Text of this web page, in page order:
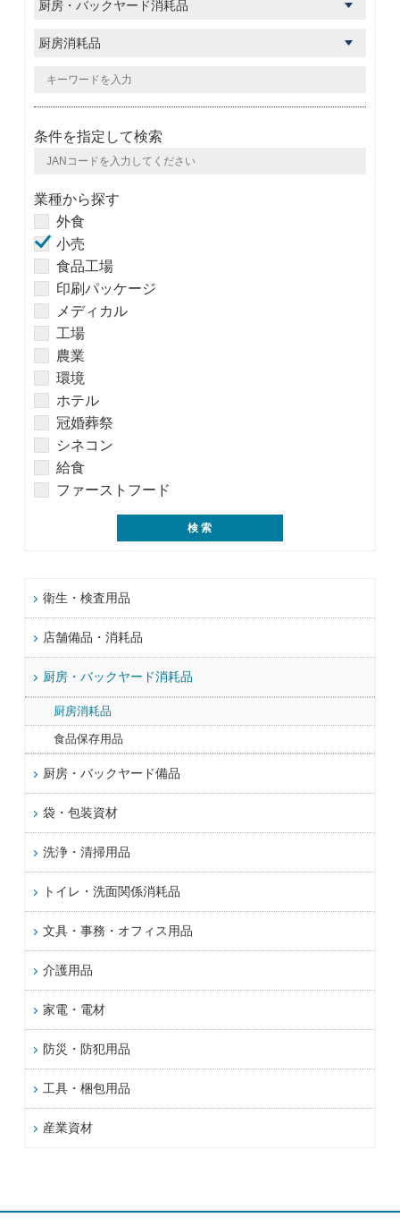
条件を指定して検索
業種から探す
外食
小売
食品工場
印刷パッケージ
メディカル
工場
農業
環境
ホテル
冠婚葬祭
シネコン
給食
ファーストフード
衛生・検査用品
店舗備品・消耗品
厨房・バックヤード消耗品
厨房消耗品
食品保存用品
厨房・バックヤード備品
袋・包装資材
洗浄・清掃用品
トイレ・洗面関係消耗品
文具・事務・オフィス用品
介護用品
家電・電材
防災・防犯用品
工具・梱包用品
産業資材